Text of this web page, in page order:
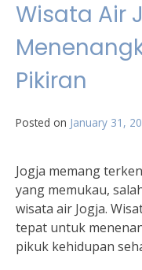
Wisata Air
Pikiran
Posted on January 31,
Jogja memang
yang memukau,
wisata air Jogja.
tepat untuk
pikuk kehidupan